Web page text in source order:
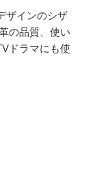
ザインのシザ
の品質、使い
ドラマにも使